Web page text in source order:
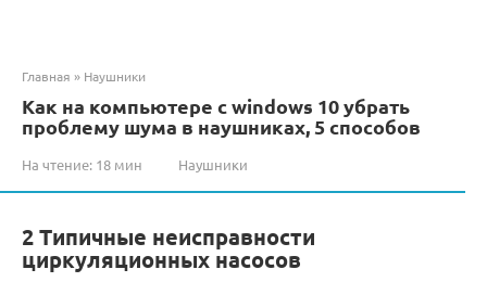
Главная » Наушники
Как на компьютере с windows 10 убрать
проблему шума в наушниках, 5 способов
На чтение: 18 мин Наушники
2 Типичные неисправности
циркуляционных насосов